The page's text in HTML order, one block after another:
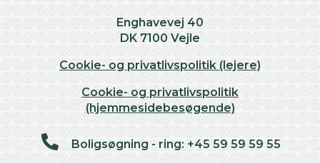
Enghavevej 40
DK 7100 Vejle
Cookie- og privatlivspolitik (lejere)
Cookie- og privatlivspolitik
(hjemmesidebesøgende)
Boligsøgning - ring: +45 59 59 59 55